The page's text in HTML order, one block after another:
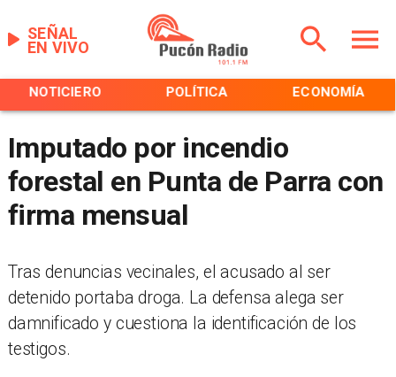
EN VIVO
SEÑAL
NOTICIERO POLÍTICA ECONOMÍA
Imputado por incendio
forestal en Punta de Parra con
firma mensual
Tras denuncias vecinales, el acusado al ser
detenido portaba droga. La defensa alega ser
damnificado y cuestiona la identificación de los
testigos.